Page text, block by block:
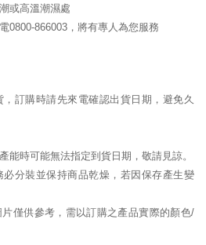
或高溫潮濕處
0800-866003，將有專人為您服務
訂購時請先來電確認出貨日期，避免久
能時可能無法指定到貨日期，敬請見諒。
分裝並保持商品乾燥，若因保存產生變
僅供參考，需以訂購之產品實際的顏色/